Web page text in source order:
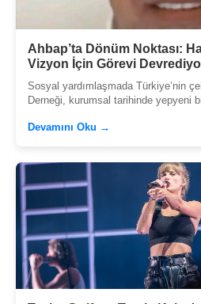
Ahbap’ta Dönüm Noktası:
Vizyon İçin Görevi
Sosyal yardımlaşmada Türkiye’nin
Derneği, kurumsal tarihinde yepyeni
Devamını Oku →